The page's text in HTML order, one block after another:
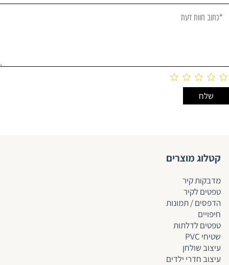
קטלוג מוצרים
מדבקות קיר
טפטים לקיר
הדפסים / תמונות
חיפויים
טפטים לדלתות
שטיחי PVC
עיצוב שולחן
עיצוב חדרי ילדים